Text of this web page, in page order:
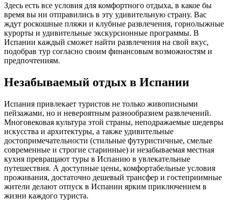
Здесь есть все условия для комфортного отдыха, в какое бы
время вы ни отправились в эту удивительную страну. Вас
ждут роскошные пляжи и клубные развлечения, горнолыжные
курорты и удивительные экскурсионные программы. В
Испании каждый сможет найти развлечения на свой вкус,
подобрав тур согласно своим финансовым возможностям и
предпочтениям.
Незабываемый отдых в Испании
Испания привлекает туристов не только живописными
пейзажами, но и невероятным разнообразием развлечений.
Многовековая культура этой страны, неподражаемые шедевры
искусства и архитектуры, а также удивительные
достопримечательности (стильные футуристичные, смелые
современные и строгие старинные) и незабываемая местная
кухня превращают туры в Испанию в увлекательные
путешествия. А доступные цены, комфортабельные условия
проживания, достаточно дешевый трансфер и гостеприимные
жители делают отпуск в Испании ярким приключением в
жизни каждого туриста.